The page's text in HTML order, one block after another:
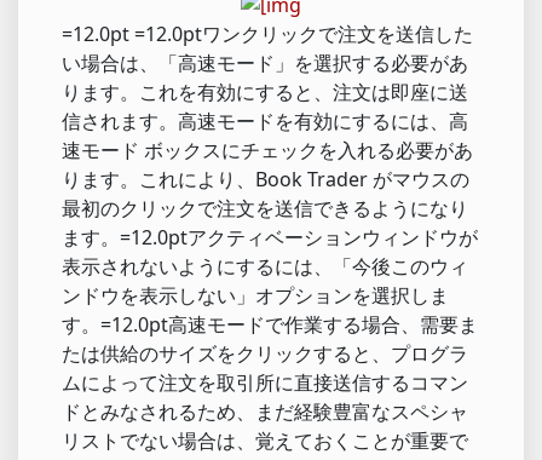
=12.0pt =12.0ptワンクリックで注文を送信した
い場合は、「高速モード」を選択する必要があ
ります。これを有効にすると、注文は即座に送
信されます。高速モードを有効にするには、高
速モード ボックスにチェックを入れる必要があ
ります。これにより、Book Trader がマウスの
最初のクリックで注文を送信できるようになり
ます。=12.0ptアクティベーションウィンドウが
表示されないようにするには、「今後このウィ
ンドウを表示しない」オプションを選択しま
す。=12.0pt高速モードで作業する場合、需要ま
たは供給のサイズをクリックすると、プログラ
ムによって注文を取引所に直接送信するコマン
ドとみなされるため、まだ経験豊富なスペシャ
リストでない場合は、覚えておくことが重要で